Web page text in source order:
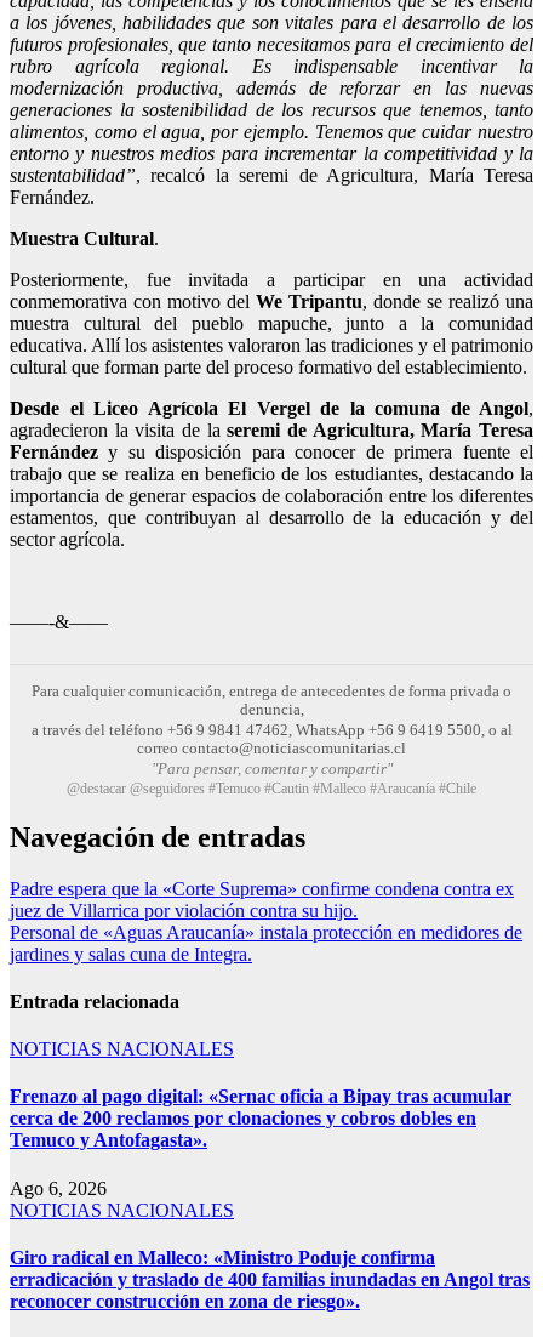
a los jóvenes, habilidades que son vitales para el desarrollo de los
futuros profesionales, que tanto necesitamos para el crecimiento del
rubro agrícola regional. Es indispensable incentivar la
modernización productiva, además de reforzar en las nuevas
generaciones la sostenibilidad de los recursos que tenemos, tanto
alimentos, como el agua, por ejemplo. Tenemos que cuidar nuestro
entorno y nuestros medios para incrementar la competitividad y la
sustentabilidad”, recalcó la seremi de Agricultura, María Teresa
Fernández.
Muestra Cultural.
Posteriormente, fue invitada a participar en una actividad
conmemorativa con motivo del We Tripantu, donde se realizó una
muestra cultural del pueblo mapuche, junto a la comunidad
educativa. Allí los asistentes valoraron las tradiciones y el patrimonio
cultural que forman parte del proceso formativo del establecimiento.
Desde el Liceo Agrícola El Vergel de la comuna de Angol,
agradecieron la visita de laseremi de Agricultura, María Teresa
Fernández y su disposición para conocer de primera fuente el
trabajo que se realiza en beneficio de los estudiantes, destacando la
importancia de generar espacios de colaboración entre los diferentes
estamentos, que contribuyan al desarrollo de la educación y del
sector agrícola.
——-&——
Para cualquier comunicación, entrega de antecedentes de forma privada o
denuncia,
a través del teléfono +56 9 9841 47462, WhatsApp +56 9 6419 5500, o al
correo contacto@noticiascomunitarias.cl
"Para pensar, comentar y compartir"
@destacar @seguidores #Temuco #Cautin #Malleco #Araucanía #Chile
Navegación de entradas
Padre espera que la «Corte Suprema» confirme condena contra ex
juez de Villarrica por violación contra su hijo.
Personal de «Aguas Araucanía» instala protección en medidores de
jardines y salas cuna de Integra.
Entrada relacionada
NOTICIAS NACIONALES
Frenazo al pago digital: «Sernac oficia a Bipay tras acumular
cerca de 200 reclamos por clonaciones y cobros dobles en
Temuco y Antofagasta».
Ago 6, 2026
NOTICIAS NACIONALES
Giro radical en Malleco: «Ministro Poduje confirma
erradicación y traslado de 400 familias inundadas en Angol tras
reconocer construcción en zona de riesgo».